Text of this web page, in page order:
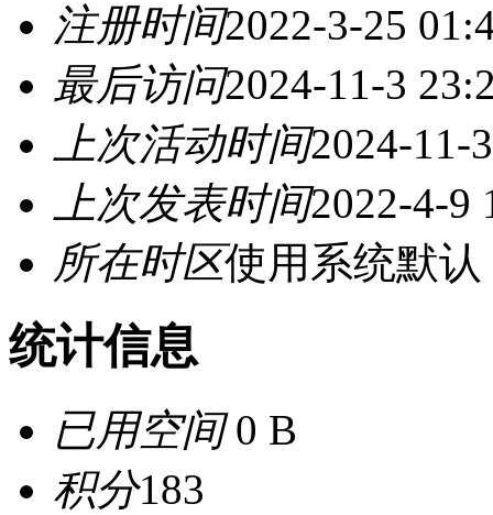
注册时间2022-3-25
最后访问2024-11-3
上次活动时间2024-11-
上次发表时间2022-4-9
所在时区使用系统默认
统计信息
已用空间0 B
积分183